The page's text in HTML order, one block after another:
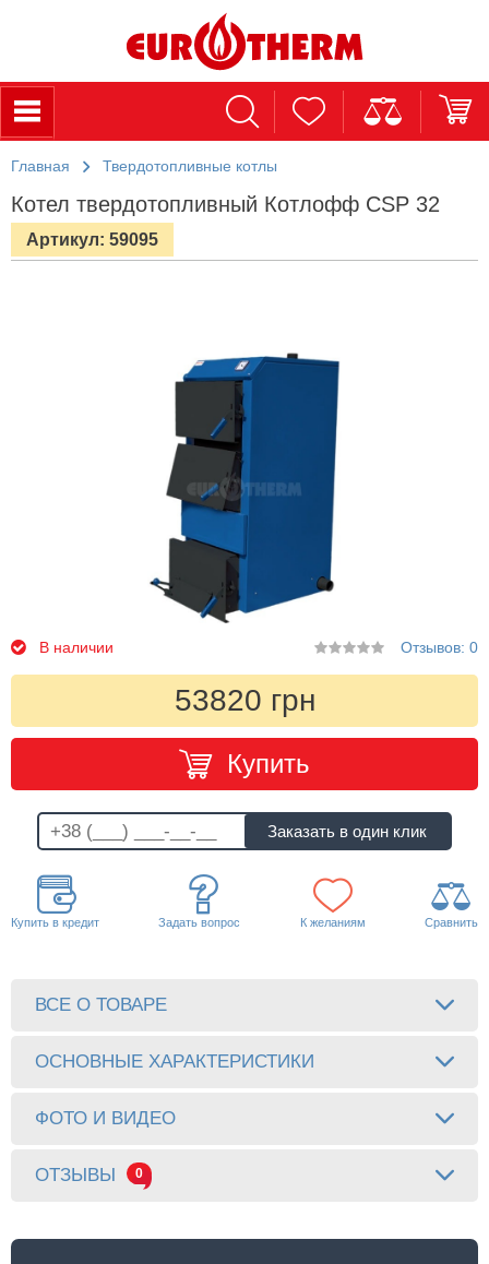
Главная Твердотопливные котлы
Котел твердотопливный Котлофф CSP 32
Артикул: 59095
В наличии Отзывов: 0
53820 грн
Купить
Купить в кредит Задать вопрос К желаниям Сравнить
ВСЕ О ТОВАРЕ
ОСНОВНЫЕ ХАРАКТЕРИСТИКИ
ФОТО И ВИДЕО
ОТЗЫВЫ 0